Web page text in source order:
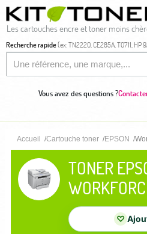
Les cartouches encre et toner moins
Recherche rapide(ex: TN2220, CE285A, T0711, HP
Vous avez des questions ?
Accueil Cartouche toner EPSON
TONER
♡